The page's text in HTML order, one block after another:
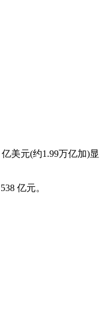
美元(约1.99万亿加)显
亿元。